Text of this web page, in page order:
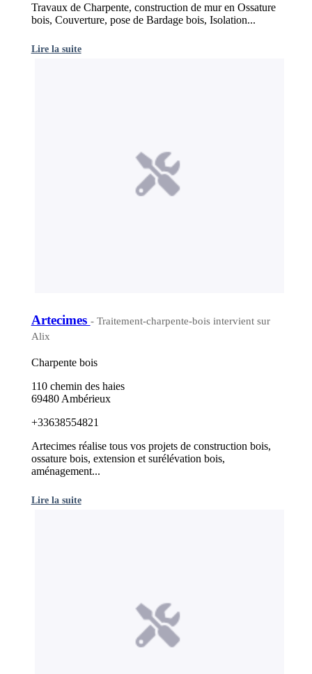
Travaux de Charpente, construction de mur en Ossature
bois, Couverture, pose de Bardage bois, Isolation...
Lire la suite
Artecimes - Traitement-charpente-bois intervient sur
Alix
Charpente bois
110 chemin des haies
69480 Ambérieux
+33638554821
Artecimes réalise tous vos projets de construction bois,
ossature bois, extension et surélévation bois,
aménagement...
Lire la suite